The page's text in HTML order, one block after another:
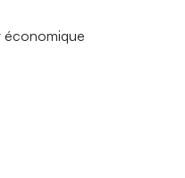
économique